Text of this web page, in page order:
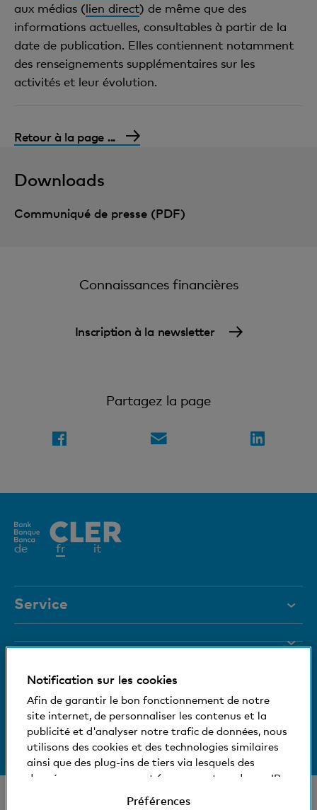
aux médias (lien direct) de même que des
informations actuelles, consultables à partir de la
date de publication. Elles contiennent notamment
des renseignements supplémentaires sur les
activités et leur évolution.
Retour à la page ...
Downloads
Communiqué de presse (PDF)
Connaissances financières
Inscription à la newsletter
Partagez la page
de frElément
it
Service
Magazine
Organes de direction
Medias
Social et compatible avec l'environnement
+41 (0)800 88 99 66
Nous nous tenons à votre disposition
Aide et contact
Informations relatives à la banque
Notification sur les cookies
Afin de garantir le bon fonctionnement de notre
site internet, de personnaliser les contenus et la
publicité et d'analyser notre trafic de données, nous
utilisons des cookies et des technologies similaires
ainsi que des plug-ins de tiers via lesquels des
données vous concernant (comme votre adresse IP,
Préférences